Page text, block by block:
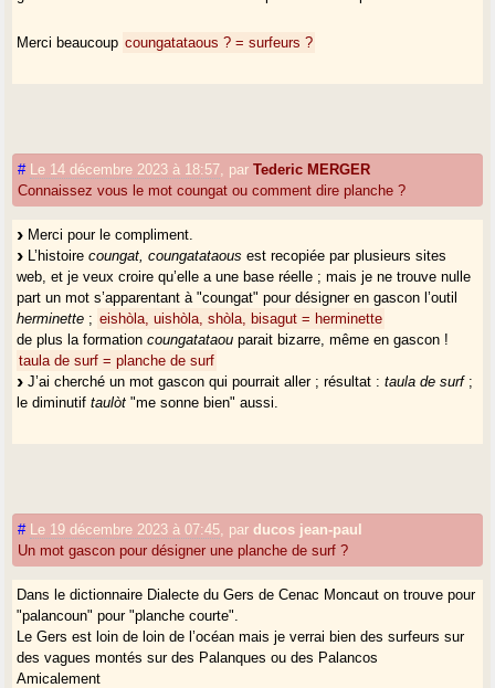
Merci beaucoup coungatataous ? = surfeurs ?
# Le 14 décembre 2023 à 18:57 parTederic MERGER
Connaissez vous le mot coungat ou comment dire planche ?
Merci pour le compliment.
L’histoirecoungat, coungatataous est recopiée par plusieurs sites
web, et je veux croire qu’elle a une base réelle ; mais je ne trouve nulle
part un mot s’apparentant à "coungat" pour désigner en gascon l’outil
herminette ; eishòla, uishòla, shòla, bisagut = herminette
de plus la formationcoungatataou parait bizarre, même en gascon !
taula de surf = planche de surf
J’ai cherché un mot gascon qui pourrait aller ; résultat :taula de surf;
le diminutiftaulòt "me sonne bien" aussi.
# Le 19 décembre 2023 à 07:45 parducos jean-paul
Un mot gascon pour désigner une planche de surf ?
Dans le dictionnaire Dialecte du Gers de Cenac Moncaut on trouve pour
"palancoun" pour "planche courte".
Le Gers est loin de loin de l’océan mais je verrai bien des surfeurs sur
des vagues montés sur des Palanques ou des Palancos
Amicalement